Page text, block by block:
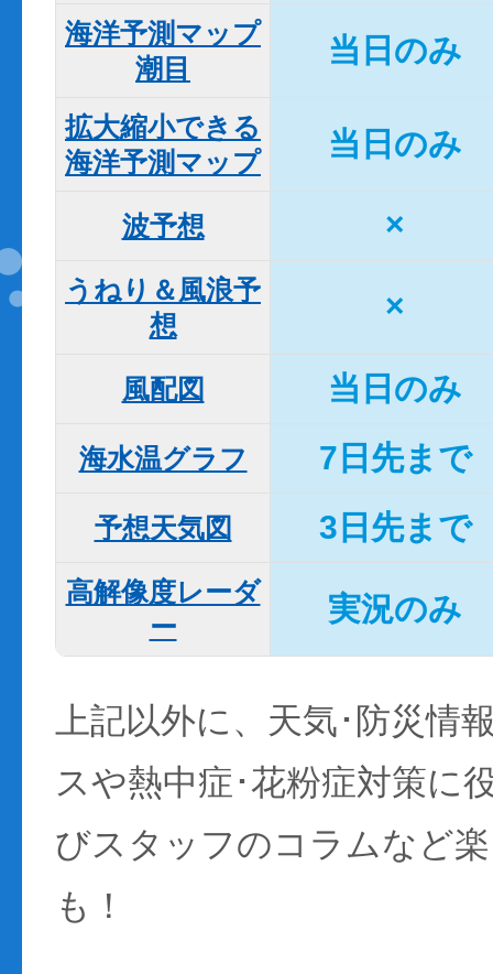
海洋予測マップ
潮目
当日のみ
拡大縮小できる
海洋予測マップ
当日のみ
波予想 ×
うねり＆風浪予
想
×
風配図 当日のみ
海水温グラフ 7日先まで
予想天気図 3日先まで
高解像度レーダ
ー
実況のみ
上記以外に、天気･防災情
スや熱中症･花粉症対策に
びスタッフのコラムなど
も！